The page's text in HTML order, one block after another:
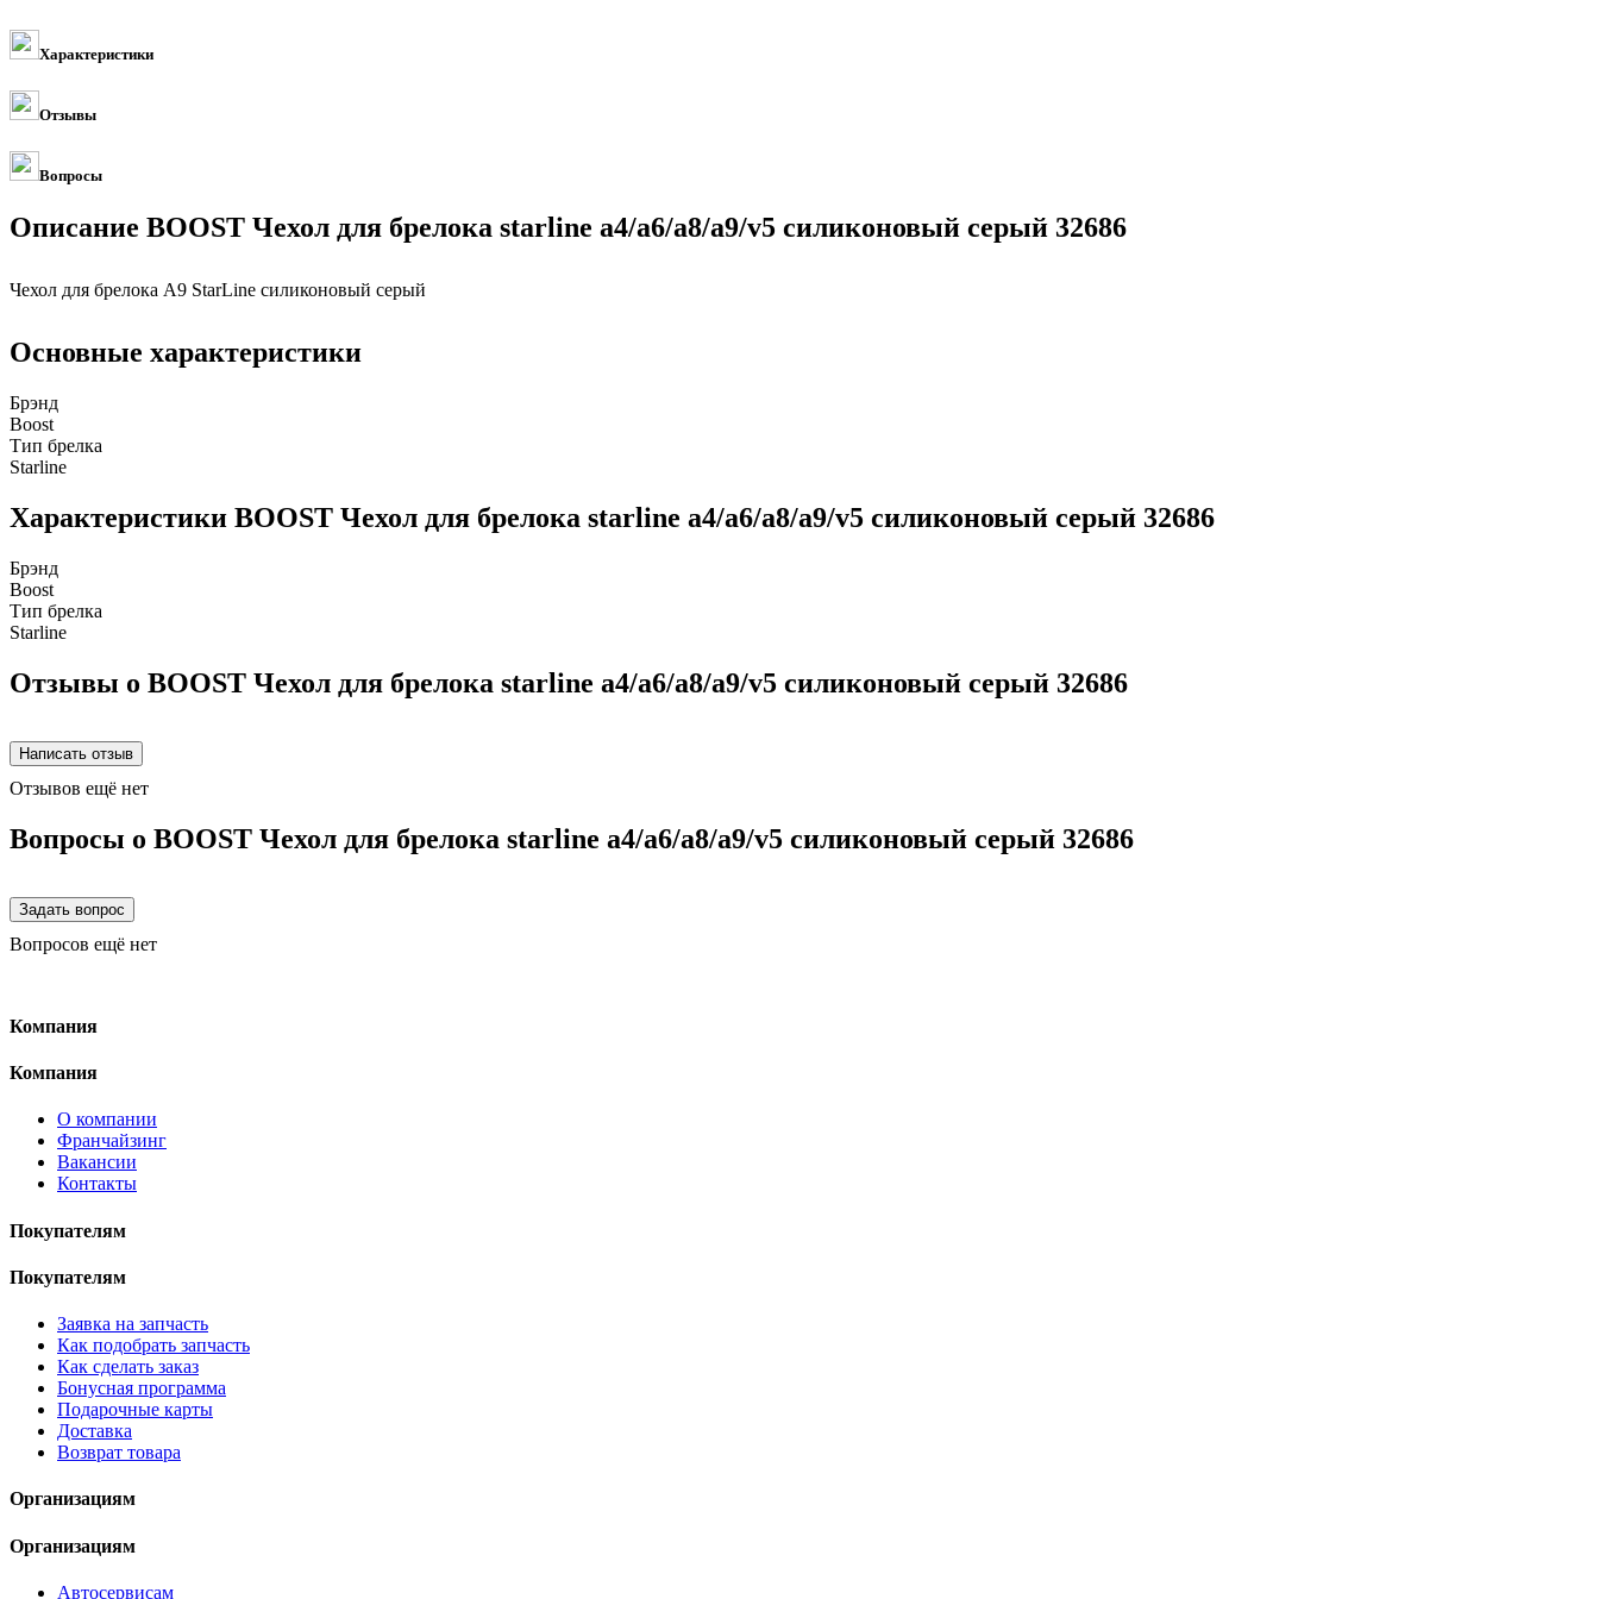
Характеристики
Отзывы
Вопросы
Описание BOOST Чехол для брелока starline a4/a6/a8/a9/v5 силиконовый серый 32686
Чехол для брелока A9 StarLine силиконовый серый
Основные характеристики
Брэнд
Boost
Тип брелка
Starline
Характеристики BOOST Чехол для брелока starline a4/a6/a8/a9/v5 силиконовый серый 32686
Брэнд
Boost
Тип брелка
Starline
Отзывы о BOOST Чехол для брелока starline a4/a6/a8/a9/v5 силиконовый серый 32686
Отзывов ещё нет
Вопросы о BOOST Чехол для брелока starline a4/a6/a8/a9/v5 силиконовый серый 32686
Вопросов ещё нет
Компания
Компания
О компании
Франчайзинг
Вакансии
Контакты
Покупателям
Покупателям
Заявка на запчасть
Как подобрать запчасть
Как сделать заказ
Бонусная программа
Подарочные карты
Доставка
Возврат товара
Организациям
Организациям
Автосервисам